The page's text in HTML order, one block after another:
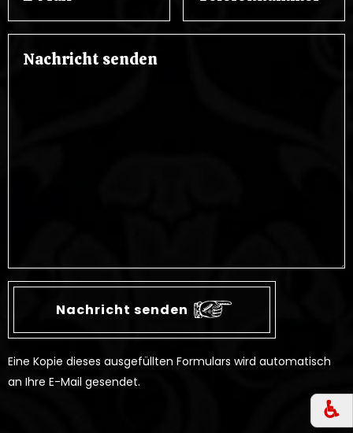
♿︎
Eine Kopie dieses ausgefüllten Formulars wird automatisch
an Ihre E-Mail gesendet.